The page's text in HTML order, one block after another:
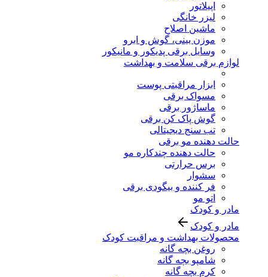
اپیلاتور
لیزر خانگی
ماشین اصلاح
موزن بینی، گوش و ابرو
وسایل برقی پدیکور و مانیکور
لوازم برقی سلامت و بهداشت
ابزار مراقبتی پوست
مسواک برقی
ماساژور برقی
گوش پاک کن برقی
تب سنج دیجیتالی
حالت دهنده مو برقی
حالت دهنده چندکاره مو
برس حرارتی
سشوار
فر کننده و بیگودی برقی
اتو مو
مادر و کودک
مادر و کودک
محصولات بهداشت و مراقبت کودک
روغن بچه گانه
شامپو بچه گانه
کرم بچه گانه